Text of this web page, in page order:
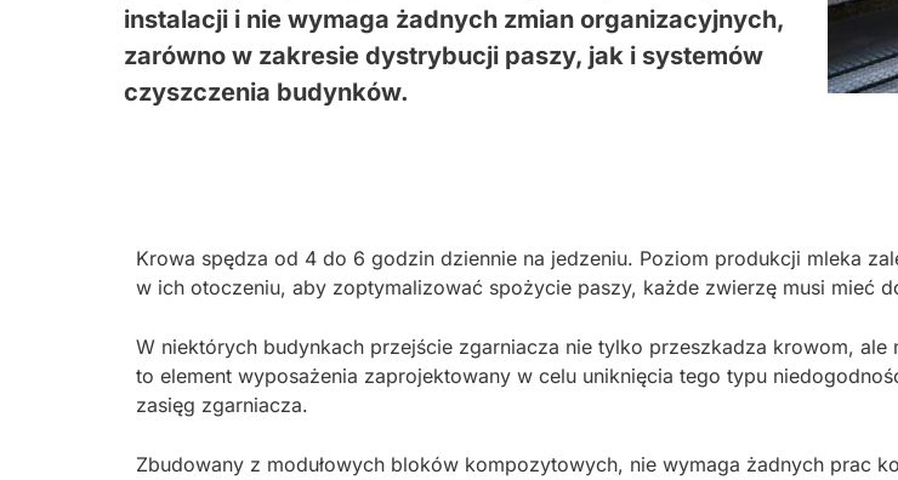
instalacji i nie wymaga żadnych zmian organizacyjnych,
zarówno w zakresie dystrybucji paszy, jak i systemów
czyszczenia budynków.
Krowa spędza od 4 do 6 godzin dziennie na jedzeniu. Poziom produkcji mleka
w ich otoczeniu, aby zoptymalizować spożycie paszy, każde zwierzę musi mieć
W niektórych budynkach przejście zgarniacza nie tylko przeszkadza krowom,
to element wyposażenia zaprojektowany w celu uniknięcia tego typu
zasięg zgarniacza.
Zbudowany z modułowych bloków kompozytowych, nie wymaga żadnych prac